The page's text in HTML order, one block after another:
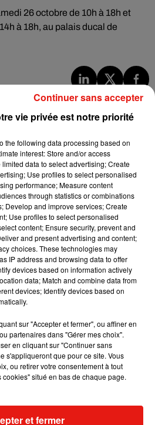
26 octobre de 10h à 18h et
à 18h, au palais ducal de
2026
Lieb s’essaye à la vie de chatelain
son nouveau clip
2026
sort enfin le remix de « Love
» avec Kylie Minogue
et Didi B dévoilent le single le plus
de l’année
et Amélie Lens dévoilent leur
vie privée est notre priorité
the following data processing based on
interest: Store and/or access
data to select advertising; Create
Use profiles to select personalised
performance; Measure content
through statistics or combinations
Develop and improve services; Create
Use profiles to select personalised
content; Ensure security, prevent and
and present advertising and content;
choices. These technologies may
IP address and browsing data to offer
devices based on information actively
data; Match and combine data from
devices; Identify devices based on
sur "Accepter et fermer", ou affiner en
partenaires dans "Gérer mes choix".
en cliquant sur "Continuer sans
s'appliqueront que pour ce site. Vous
ou retirer votre consentement à tout
situé en bas de chaque page.
et fermer
Continuer sans accepter